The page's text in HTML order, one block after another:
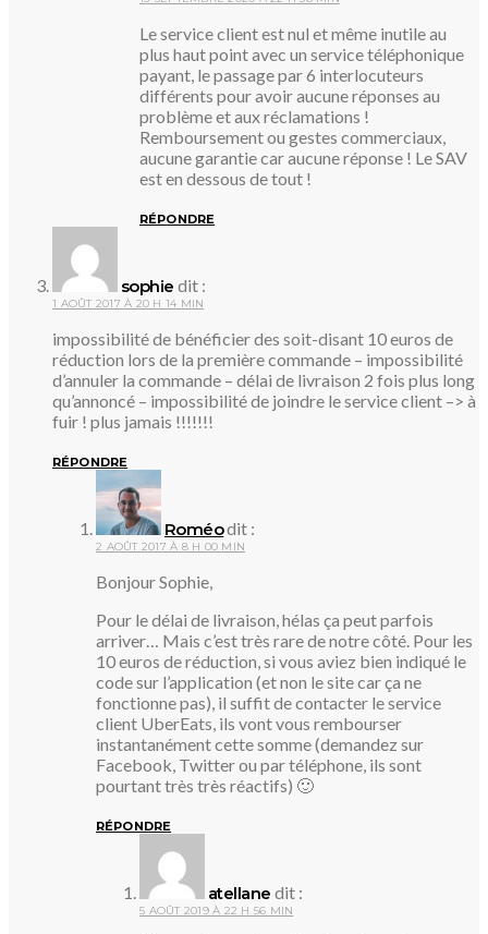
Le service client est nul et même inutile au
plus haut point avec un service téléphonique
payant, le passage par 6 interlocuteurs
différents pour avoir aucune réponses au
problème et aux réclamations !
Remboursement ou gestes commerciaux,
aucune garantie car aucune réponse ! Le SAV
est en dessous de tout !
RÉPONDRE
sophie dit :
1 AOÛT 2017 À 20 H 14 MIN
impossibilité de bénéficier des soit-disant 10 euros de
réduction lors de la première commande – impossibilité
d’annuler la commande – délai de livraison 2 fois plus long
qu’annoncé – impossibilité de joindre le service client –> à
fuir ! plus jamais !!!!!!!
RÉPONDRE
Roméodit :
2 AOÛT 2017 À 8 H 00 MIN
Bonjour Sophie,
Pour le délai de livraison, hélas ça peut parfois
arriver… Mais c’est très rare de notre côté. Pour les
10 euros de réduction, si vous aviez bien indiqué le
code sur l’application (et non le site car ça ne
fonctionne pas), il suffit de contacter le service
client UberEats, ils vont vous rembourser
instantanément cette somme (demandez sur
Facebook, Twitter ou par téléphone, ils sont
pourtant très très réactifs) 🙂
RÉPONDRE
atellane dit :
5 AOÛT 2019 À 22 H 56 MIN